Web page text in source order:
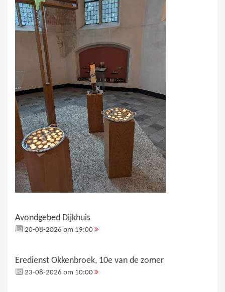
Avondgebed Dijkhuis
20-08-2026 om 19:00
Eredienst Okkenbroek, 10e van de zomer
23-08-2026 om 10:00